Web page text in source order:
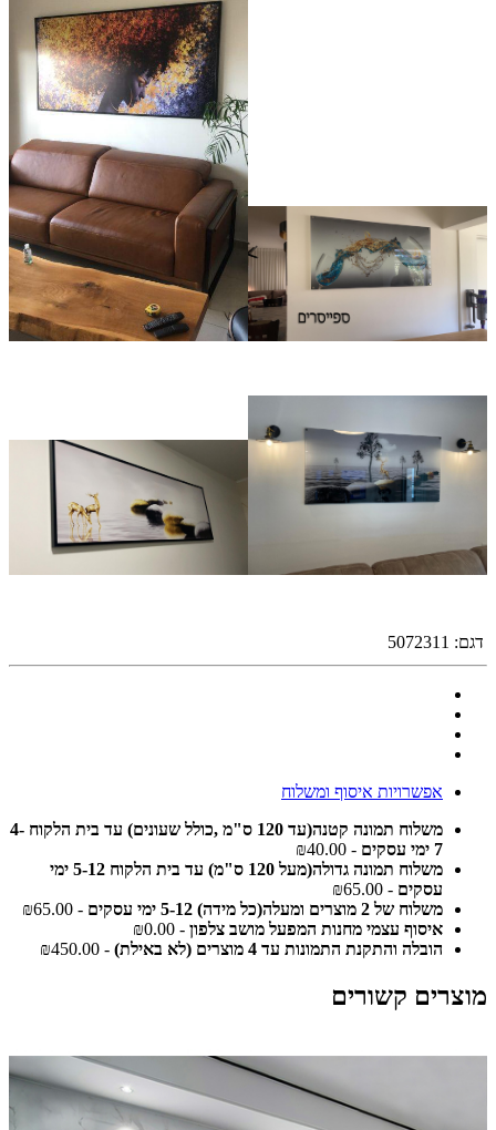
דגם: 5072311
אפשרויות איסוף ומשלוח
משלוח תמונה קטנה(עד 120 ס"מ ,כולל שעונים) עד בית הלקוח 4-
7 ימי עסקים
- ₪40.00
משלוח תמונה גדולה(מעל 120 ס"מ) עד בית הלקוח 5-12 ימי
עסקים - ₪65.00
משלוח של 2 מוצרים ומעלה(כל מידה) 5-12 ימי עסקים
- ₪65.00
איסוף עצמי מחנות המפעל מושב צלפון - ₪0.00
הובלה והתקנת התמונות עד 4 מוצרים (לא באילת)
- ₪450.00
מוצרים קשורים